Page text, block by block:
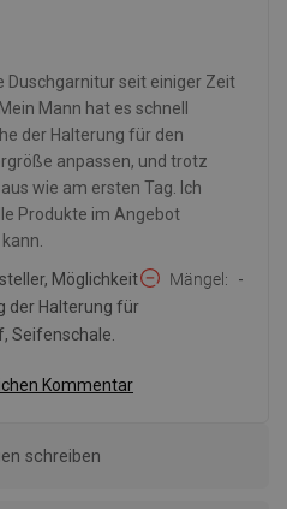
Duschgarnitur seit einiger Zeit
Mann hat es schnell
der Halterung für den
anpassen, und trotz
wie am ersten Tag. Ich
Produkte im Angebot
Möglichkeit
der Halterung für
Seifenschale.
Mängel -
Kommentar
schreiben